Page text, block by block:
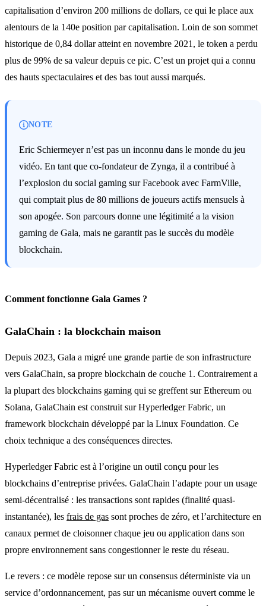
capitalisation d’environ 200 millions de dollars, ce qui le place aux
alentours de la 140e position par capitalisation. Loin de son sommet
historique de 0,84 dollar atteint en novembre 2021, le token a perdu
plus de 99% de sa valeur depuis ce pic. C’est un projet qui a connu
des hauts spectaculaires et des bas tout aussi marqués.
NOTE
Eric Schiermeyer n’est pas un inconnu dans le monde du jeu
vidéo. En tant que co-fondateur de Zynga, il a contribué à
l’explosion du social gaming sur Facebook avec FarmVille,
qui comptait plus de 80 millions de joueurs actifs mensuels à
son apogée. Son parcours donne une légitimité a la vision
gaming de Gala, mais ne garantit pas le succès du modèle
blockchain.
Comment fonctionne Gala Games ?
GalaChain : la blockchain maison
Depuis 2023, Gala a migré une grande partie de son infrastructure
vers GalaChain, sa propre blockchain de couche 1. Contrairement a
la plupart des blockchains gaming qui se greffent sur Ethereum ou
Solana, GalaChain est construit sur Hyperledger Fabric, un
framework blockchain développé par la Linux Foundation. Ce
choix technique a des conséquences directes.
Hyperledger Fabric est à l’origine un outil conçu pour les
blockchains d’entreprise privées. GalaChain l’adapte pour un usage
semi-décentralisé : les transactions sont rapides (finalité quasi-
instantanée), les frais de gas sont proches de zéro, et l’architecture en
canaux permet de cloisonner chaque jeu ou application dans son
propre environnement sans congestionner le reste du réseau.
Le revers : ce modèle repose sur un consensus déterministe via un
service d’ordonnancement, pas sur un mécanisme ouvert comme le